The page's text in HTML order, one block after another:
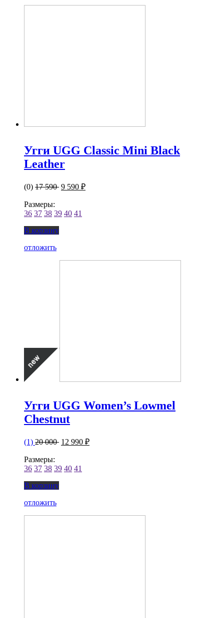
Угги UGG Classic Mini Black
Leather
(0) 17 590 9 590 ₽
Размеры:
36 37 38 39 40 41
В корзину
отложить
Угги UGG Women’s Lowmel
Chestnut
(1) 20 000 12 990 ₽
Размеры:
36 37 38 39 40 41
В корзину
отложить